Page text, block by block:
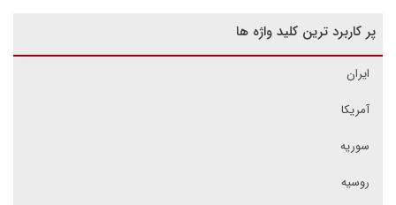
پر کاربرد ترین کلید واژه ها
ایران
آمریکا
سوریه
روسیه